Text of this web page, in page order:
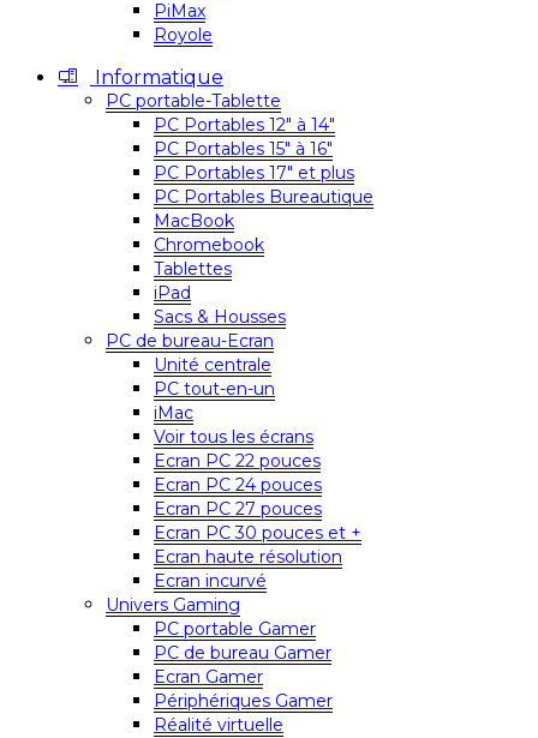
PiMax
Royole
Informatique
PC portable-Tablette
PC Portables 12″ à 14″
PC Portables 15″ à 16″
PC Portables 17″ et plus
PC Portables Bureautique
MacBook
Chromebook
Tablettes
iPad
Sacs & Housses
PC de bureau-Ecran
Unité centrale
PC tout-en-un
iMac
Voir tous les écrans
Ecran PC 22 pouces
Ecran PC 24 pouces
Ecran PC 27 pouces
Ecran PC 30 pouces et +
Ecran haute résolution
Ecran incurvé
Univers Gaming
PC portable Gamer
PC de bureau Gamer
Ecran Gamer
Périphériques Gamer
Réalité virtuelle